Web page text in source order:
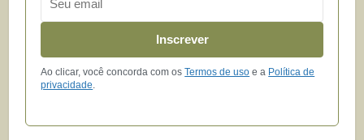
Inscrever
Ao clicar, você concorda com osTermos de uso e a Política de
privacidade